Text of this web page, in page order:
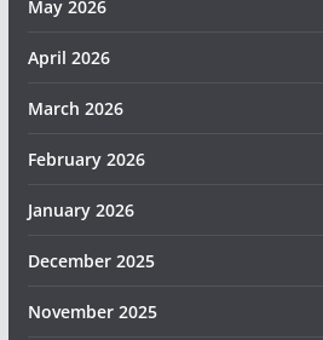
May 2026
April 2026
March 2026
February 2026
January 2026
December 2025
November 2025